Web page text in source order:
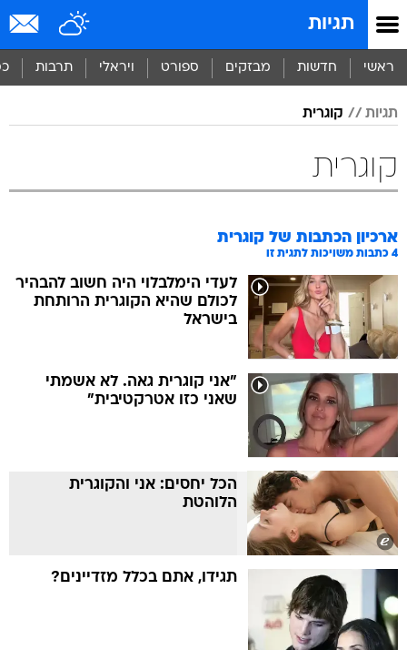
תגיות
ראשי חדשות מבזקים ספורט ויראלי תרבות
תגיות קוגרית
קוגרית
ארכיון הכתבות של קוגרית
4 כתבות משויכות לתגית זו
לעדי הימלבלוי היה חשוב להבהיר
לכולם שהיא הקוגרית הרותחת
בישראל
"אני קוגרית גאה. לא אשמתי
שאני כזו אטרקטיבית"
הכל יחסים: אני והקוגרית
הלוהטת
תגידו, אתם בכלל מזדיינים?